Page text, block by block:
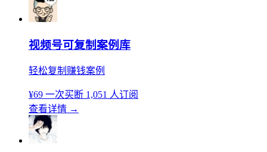
视频号可复制案例库
轻松复制赚钱案例
¥69 一次买断 1,051 人订阅
查看详情 →